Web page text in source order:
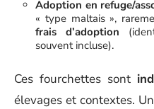
Adoption en refuge/
« type maltais »,
frais d’adoption
souvent incluse).
Ces fourchettes sont
élevages et contextes.